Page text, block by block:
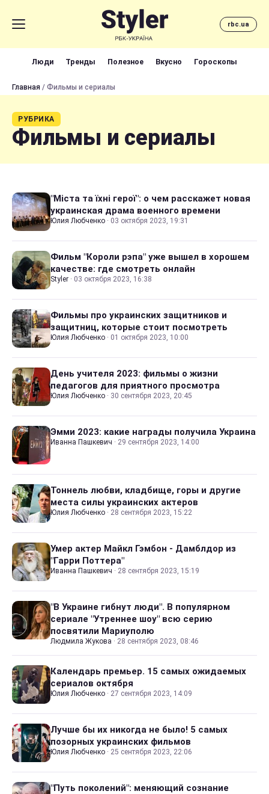
rbc.ua
Люди Тренды Полезное Вкусно Гороскопы
Главная / Фильмы и сериалы
РУБРИКА
Фильмы и сериалы
"Міста та їхні герої": о чем расскажет новая
украинская драма военного времени
Юлия Любченко · 03 октября 2023, 19:31
Фильм "Короли рэпа" уже вышел в хорошем
качестве: где смотреть онлайн
Styler · 03 октября 2023, 16:38
Фильмы про украинских защитников и
защитниц, которые стоит посмотреть
Юлия Любченко · 01 октября 2023, 10:00
День учителя 2023: фильмы о жизни
педагогов для приятного просмотра
Юлия Любченко · 30 сентября 2023, 20:45
Эмми 2023: какие награды получила Украина
Иванна Пашкевич · 29 сентября 2023, 14:00
Тоннель любви, кладбище, горы и другие
места силы украинских актеров
Юлия Любченко · 28 сентября 2023, 15:22
Умер актер Майкл Гэмбон - Дамблдор из
"Гарри Поттера"
Иванна Пашкевич · 28 сентября 2023, 15:19
"В Украине гибнут люди". В популярном
сериале "Утреннее шоу" всю серию
посвятили Мариуполю
Людмила Жукова · 28 сентября 2023, 08:46
Календарь премьер. 15 самых ожидаемых
сериалов октября
Юлия Любченко · 27 сентября 2023, 14:09
Лучше бы их никогда не было! 5 самых
позорных украинских фильмов
Юлия Любченко · 25 сентября 2023, 22:06
"Путь поколений": меняющий сознание